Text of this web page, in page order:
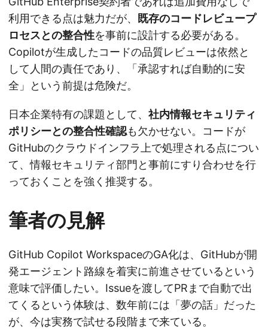
利用できる点は魅力だが、
既存のコードレビュープ
ロセスとの整合性を事前に設計する必要がある。
Copilotが生成したコードの品質レビューは依然と
して人間の責任であり、「承認すれば自動的に安
全」という前提は危険だ。
日本企業特有の課題として、 社内情報セキュリティ
ポリシーとの整合性確認も欠かせない。コードが
GitHubのクラウドインフラ上で処理される点につい
て、情報セキュリティ部門と事前にすり合わせを行
っておくことを強く推奨する。
筆者の見解
GitHub Copilot WorkspaceのGA化は、GitHubが開
発エージェント路線を着実に前進させているという
意味で評価したい。Issueを渡してPRまで自動で出
てくるという体験は、数年前には「夢の話」だった
が、今は実務で試せる段階まで来ている。